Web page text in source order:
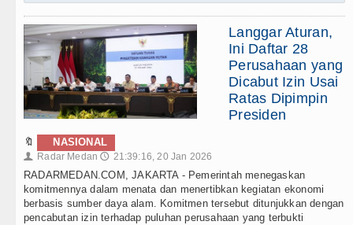
Langgar Aturan,
Ini Daftar 28
Perusahaan yang
Dicabut Izin Usai
Ratas Dipimpin
Presiden
🔖 NASIONAL
👤 Radar Medan 🕔 21:39:16, 20 Jan 2026
RADARMEDAN.COM, JAKARTA - Pemerintah menegaskan
komitmennya dalam menata dan menertibkan kegiatan ekonomi
berbasis sumber daya alam. Komitmen tersebut ditunjukkan dengan
pencabutan izin terhadap puluhan perusahaan yang terbukti